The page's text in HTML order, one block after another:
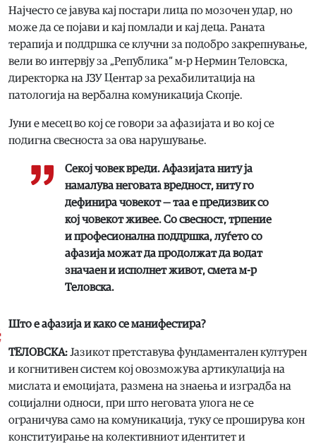
Најчесто се јавува кај постари лица по мозочен удар, но
може да се појави и кај помлади и кај деца. Раната
терапија и поддршка се клучни за подобро закрепнување,
вели во интервју за „Република“ м-р Нермин Теловска,
директорка на ЈЗУ Центар за рехабилитација на
патологија на вербална комуникација Скопје.
Јуни е месец во кој се говори за афазијата и во кој се
подигна свесноста за ова нарушување.
Секој човек вреди. Афазијата ниту ја
намалува неговата вредност, ниту го
дефинира човекот — таа е предизвик со
кој човекот живее. Со свесност, трпение
и професионална поддршка, луѓето со
афазија можат да продолжат да водат
значаен и исполнет живот, смета м-р
Теловска.
Што е афазија и како се манифестира?
ТЕЛОВСКА:Јазикот претставува фундаментален културен
и когнитивен систем кој овозможува артикулација на
мислата и емоцијата, размена на знаења и изградба на
социјални односи, при што неговата улога не се
ограничува само на комуникација, туку се проширува кон
конституирање на колективниот идентитет и